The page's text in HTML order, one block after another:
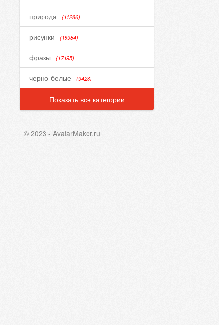
природа (11286)
рисунки (19984)
фразы (17195)
черно-белые (9428)
Показать все категории
© 2023 - AvatarMaker.ru